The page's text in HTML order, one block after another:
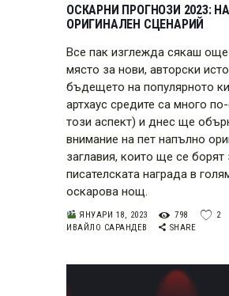
ОСКАРНИ ПРОГНОЗИ 2023:
ОРИГИНАЛЕН СЦЕНАРИЙ
Все пак изглежда сякаш
място за нови, авторски
бъдещето на популярното
артхаус средите са много
този аспект) и днес ще
внимание на пет напълно
заглавия, които ще се борят
писателската награда в
оскарова нощ.
ЯНУАРИ 18, 2023 798 2
ИВАЙЛО САРАНДЕВ
SHARE